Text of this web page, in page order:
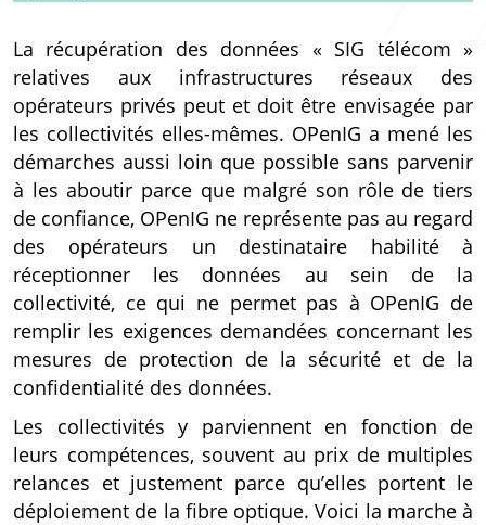
La récupération des données « SIG télécom »
relatives aux infrastructures réseaux des
opérateurs privés peut et doit être envisagée par
les collectivités elles-mêmes. OPenIG a mené les
démarches aussi loin que possible sans parvenir
à les aboutir parce que malgré son rôle de tiers
de confiance, OPenIG ne représente pas au regard
des opérateurs un destinataire habilité à
réceptionner les données au sein de la
collectivité, ce qui ne permet pas à OPenIG de
remplir les exigences demandées concernant les
mesures de protection de la sécurité et de la
confidentialité des données.
Les collectivités y parviennent en fonction de
leurs compétences, souvent au prix de multiples
relances et justement parce qu’elles portent le
déploiement de la fibre optique. Voici la marche à